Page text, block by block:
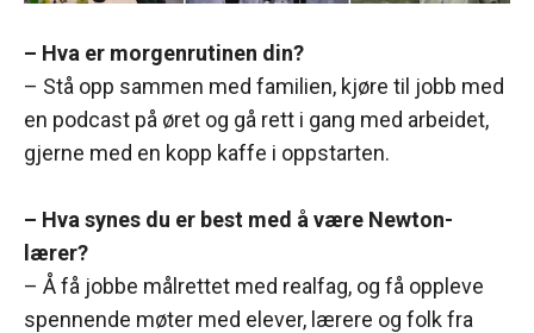
– Hva er morgenrutinen din?
– Stå opp sammen med familien, kjøre til jobb med
en podcast på øret og gå rett i gang med arbeidet,
gjerne med en kopp kaffe i oppstarten.
– Hva synes du er best med å være Newton-
lærer?
– Å få jobbe målrettet med realfag, og få oppleve
spennende møter med elever, lærere og folk fra